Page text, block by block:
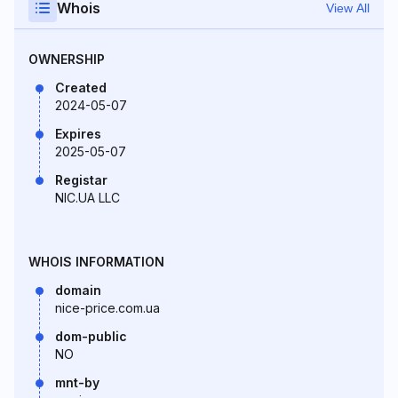
Whois View All
OWNERSHIP
Created
2024-05-07
Expires
2025-05-07
Registar
NIC.UA LLC
WHOIS INFORMATION
domain
nice-price.com.ua
dom-public
NO
mnt-by